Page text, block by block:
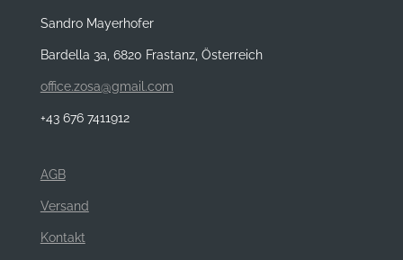
Sandro Mayerhofer
Bardella 3a, 6820 Frastanz, Österreich
office.zosa@gmail.com
+43 676 7411912
AGB
Versand
Kontakt